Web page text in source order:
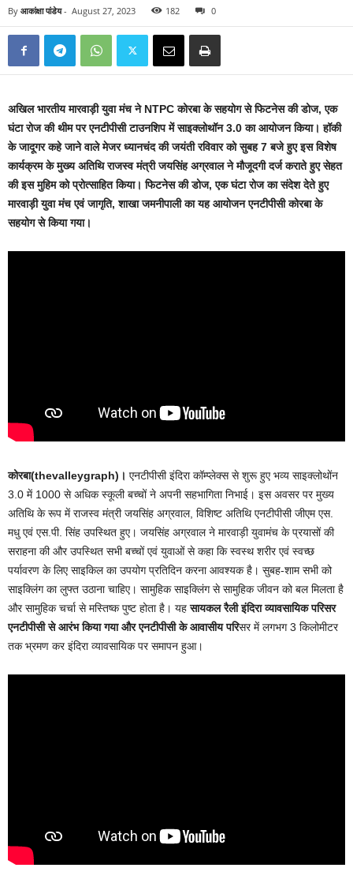
By आकांक्षा पांडेय- August 27, 2023 182 0
अखिल भारतीय मारवाड़ी युवा मंच ने NTPC कोरबा के सहयोग से फिटनेस की डोज, एक
घंटा रोज की थीम पर एनटीपीसी टाउनशिप में साइक्लोथॉन 3.0 का आयोजन किया। हॉकी
के जादूगर कहे जाने वाले मेजर ध्यानचंद की जयंती रविवार को सुबह 7 बजे हुए इस विशेष
कार्यक्रम के मुख्य अतिथि राजस्व मंत्री जयसिंह अग्रवाल ने मौजूदगी दर्ज कराते हुए सेहत
की इस मुहिम को प्रोत्साहित किया। फिटनेस की डोज, एक घंटा रोज का संदेश देते हुए
मारवाड़ी युवा मंच एवं जागृति, शाखा जमनीपाली का यह आयोजन एनटीपीसी कोरबा के
सहयोग से किया गया।
कोरबा(thevalleygraph)। एनटीपीसी इंदिरा कॉम्प्लेक्स से शुरू हुए भव्य साइक्लोथोंन
3.0 में 1000 से अधिक स्कूली बच्चों ने अपनी सहभागिता निभाई। इस अवसर पर मुख्य
अतिथि के रूप में राजस्व मंत्री जयसिंह अग्रवाल, विशिष्ट अतिथि एनटीपीसी जीएम एस.
मधु एवं एस.पी. सिंह उपस्थित हुए। जयसिंह अग्रवाल ने मारवाड़ी युवामंच के प्रयासों की
सराहना की और उपस्थित सभी बच्चों एवं युवाओं से कहा कि स्वस्थ शरीर एवं स्वच्छ
पर्यावरण के लिए साइकिल का उपयोग प्रतिदिन करना आवश्यक है। सुबह-शाम सभी को
साइक्लिंग का लुफ्त उठाना चाहिए। सामुहिक साइक्लिंग से सामुहिक जीवन को बल मिलता है
और सामुहिक चर्चा से मस्तिष्क पुष्ट होता है। यहसायकल रैली इंदिरा व्यावसायिक परिसर
एनटीपीसी से आरंभ किया गया और एनटीपीसी के आवासीय परिसर में लगभग 3 किलोमीटर
तक भ्रमण कर इंदिरा व्यावसायिक पर समापन हुआ।